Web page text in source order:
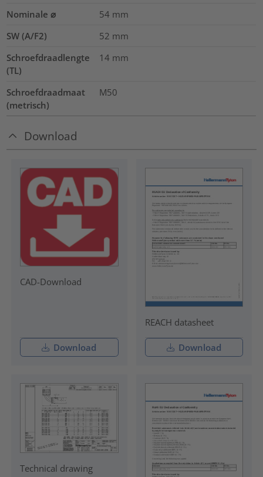
Nominale ⌀ 54 mm
SW (A/F2)
52 mm
Schroefdraadlengte
(TL)
14 mm
Schroefdraadmaat
(metrisch)
M50
Download
CAD-Download
Download
REACH datasheet
Download
Technical drawing